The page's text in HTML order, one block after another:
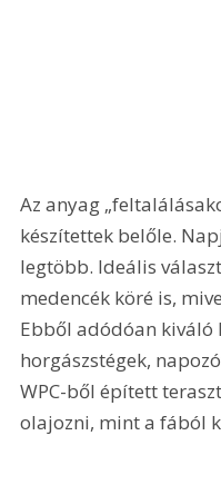
Az anyag
készítettek belőle.
legtöbb. Ideális
medencék köré is,
Ebből adódóan kiváló
horgászstégek,
WPC-ből épített
olajozni, mint a fából